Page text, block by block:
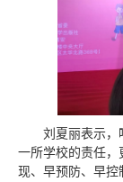
刘夏丽表示，
一所学校的责任，
现、早预防、早